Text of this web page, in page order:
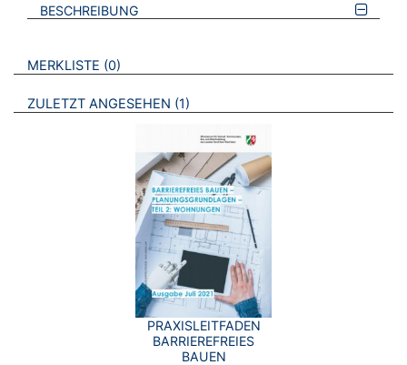
BESCHREIBUNG
VERWEISE AUF VERMERKTE- ODER ZULETZT ANGESEHENE
MERKLISTE 0 BROSCHÜREN
ZULETZT ANGESEHEN 1 BROSCHÜREN
PRAXISLEITFADEN
BARRIEREFREIES
BAUEN